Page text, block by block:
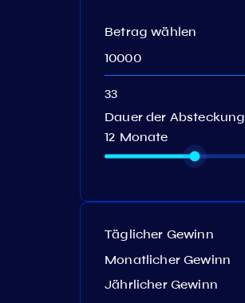
Betrag wählen
Dauer der Absteckung
12 Monate
Täglicher Gewinn
Monatlicher Gewinn
Jährlicher Gewinn